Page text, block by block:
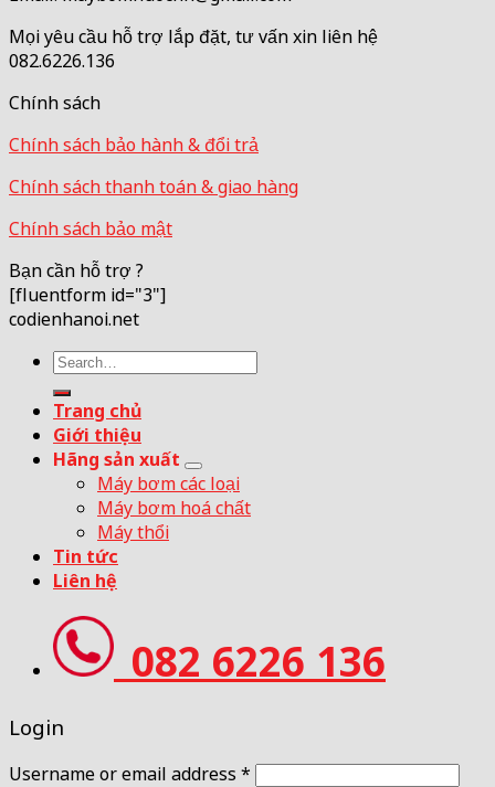
Mọi yêu cầu hỗ trợ lắp đặt, tư vấn xin liên hệ
082.6226.136
Chính sách
Chính sách bảo hành & đổi trả
Chính sách thanh toán & giao hàng
Chính sách bảo mật
Bạn cần hỗ trợ ?
[fluentform id="3"]
codienhanoi.net
Search
for:
Trang chủ
Giới thiệu
Hãng sản xuất
Máy bơm các loại
Máy bơm hoá chất
Máy thổi
Tin tức
Liên hệ
082 6226 136
Login
Username or email address *